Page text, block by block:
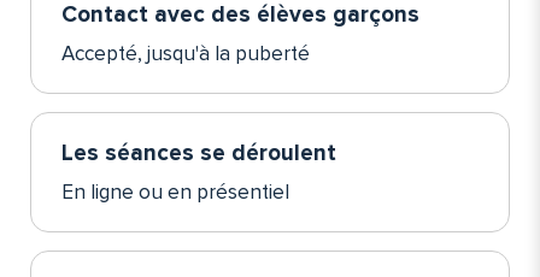
Contact avec des élèves garçons
Accepté, jusqu'à la puberté
Les séances se déroulent
En ligne ou en présentiel